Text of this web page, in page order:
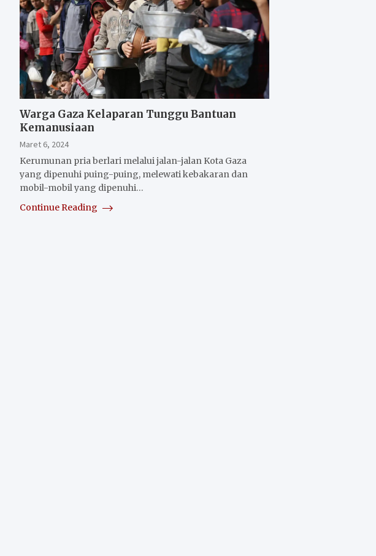
Warga Gaza Kelaparan Tunggu Bantuan
Kemanusiaan
Maret 6, 2024
Kerumunan pria berlari melalui jalan-jalan Kota Gaza
yang dipenuhi puing-puing, melewati kebakaran dan
mobil-mobil yang dipenuhi…
Continue Reading